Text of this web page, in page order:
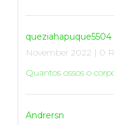
queziahapuque5504
November 2022 | 0
Quantos ossos o
Andrersn